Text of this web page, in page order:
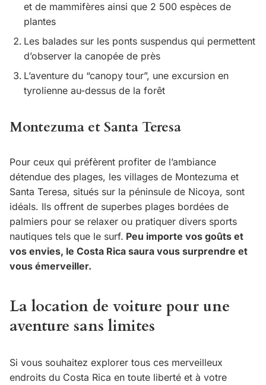
et de mammifères ainsi que 2 500 espèces de
plantes
Les balades sur les ponts suspendus qui permettent
d’observer la canopée de près
L’aventure du “canopy tour”, une excursion en
tyrolienne au-dessus de la forêt
Montezuma et Santa Teresa
Pour ceux qui préfèrent profiter de l’ambiance
détendue des plages, les villages de Montezuma et
Santa Teresa, situés sur la péninsule de Nicoya, sont
idéals. Ils offrent de superbes plages bordées de
palmiers pour se relaxer ou pratiquer divers sports
nautiques tels que le surf. Peu importe vos goûts et
vos envies, le Costa Rica saura vous surprendre et
vous émerveiller.
La location de voiture pour une
aventure sans limites
Si vous souhaitez explorer tous ces merveilleux
endroits du Costa Rica en toute liberté et à votre